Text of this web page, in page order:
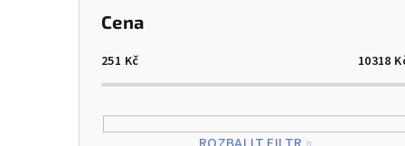
Cena
251 Kč 10318